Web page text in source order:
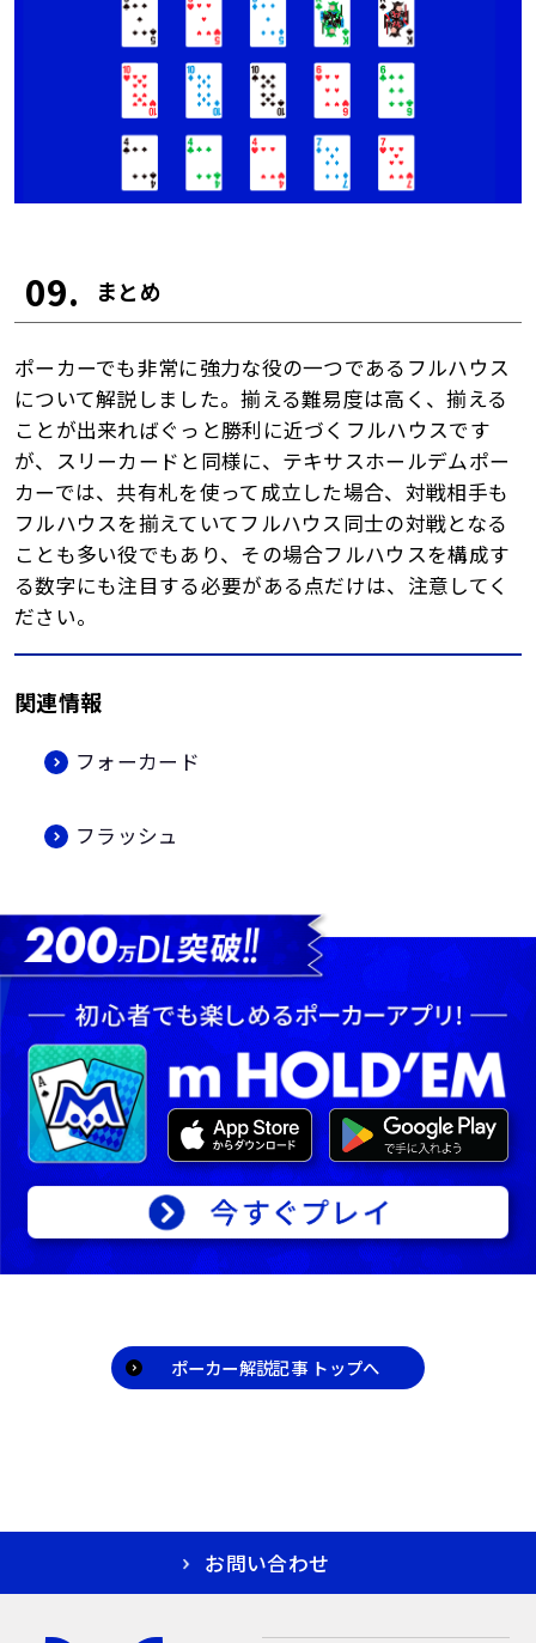
09. まとめ
ポーカーでも非常に強力な役の一つであるフルハウス
について解説しました。揃える難易度は高く、揃える
ことが出来ればぐっと勝利に近づくフルハウスです
が、スリーカードと同様に、テキサスホールデムポー
カーでは、共有札を使って成立した場合、対戦相手も
フルハウスを揃えていてフルハウス同士の対戦となる
ことも多い役でもあり、その場合フルハウスを構成す
る数字にも注目する必要がある点だけは、注意してく
ださい。
関連情報
フォーカード
フラッシュ
ポーカー解説記事 トップへ
お問い合わせ